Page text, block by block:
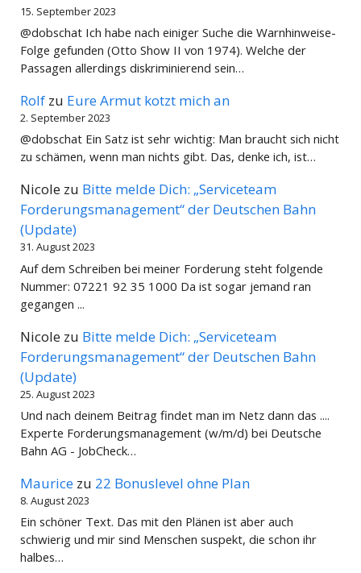
15. September 2023
@dobschat Ich habe nach einiger Suche die Warnhinweise-
Folge gefunden (Otto Show II von 1974). Welche der
Passagen allerdings diskriminierend sein…
Rolf zu Eure Armut kotzt mich an
2. September 2023
@dobschat Ein Satz ist sehr wichtig: Man braucht sich nicht
zu schämen, wenn man nichts gibt. Das, denke ich, ist…
Nicole zu Bitte melde Dich: „Serviceteam
Forderungsmanagement“ der Deutschen Bahn
(Update)
31. August 2023
Auf dem Schreiben bei meiner Forderung steht folgende
Nummer: 07221 92 35 1000 Da ist sogar jemand ran
gegangen ...
Nicole zu Bitte melde Dich: „Serviceteam
Forderungsmanagement“ der Deutschen Bahn
(Update)
25. August 2023
Und nach deinem Beitrag findet man im Netz dann das ....
Experte Forderungsmanagement (w/m/d) bei Deutsche
Bahn AG - JobCheck…
Maurice zu 22 Bonuslevel ohne Plan
8. August 2023
Ein schöner Text. Das mit den Plänen ist aber auch
schwierig und mir sind Menschen suspekt, die schon ihr
halbes…